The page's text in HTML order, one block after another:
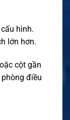
hình.
lớn hơn.
cột gần
điều